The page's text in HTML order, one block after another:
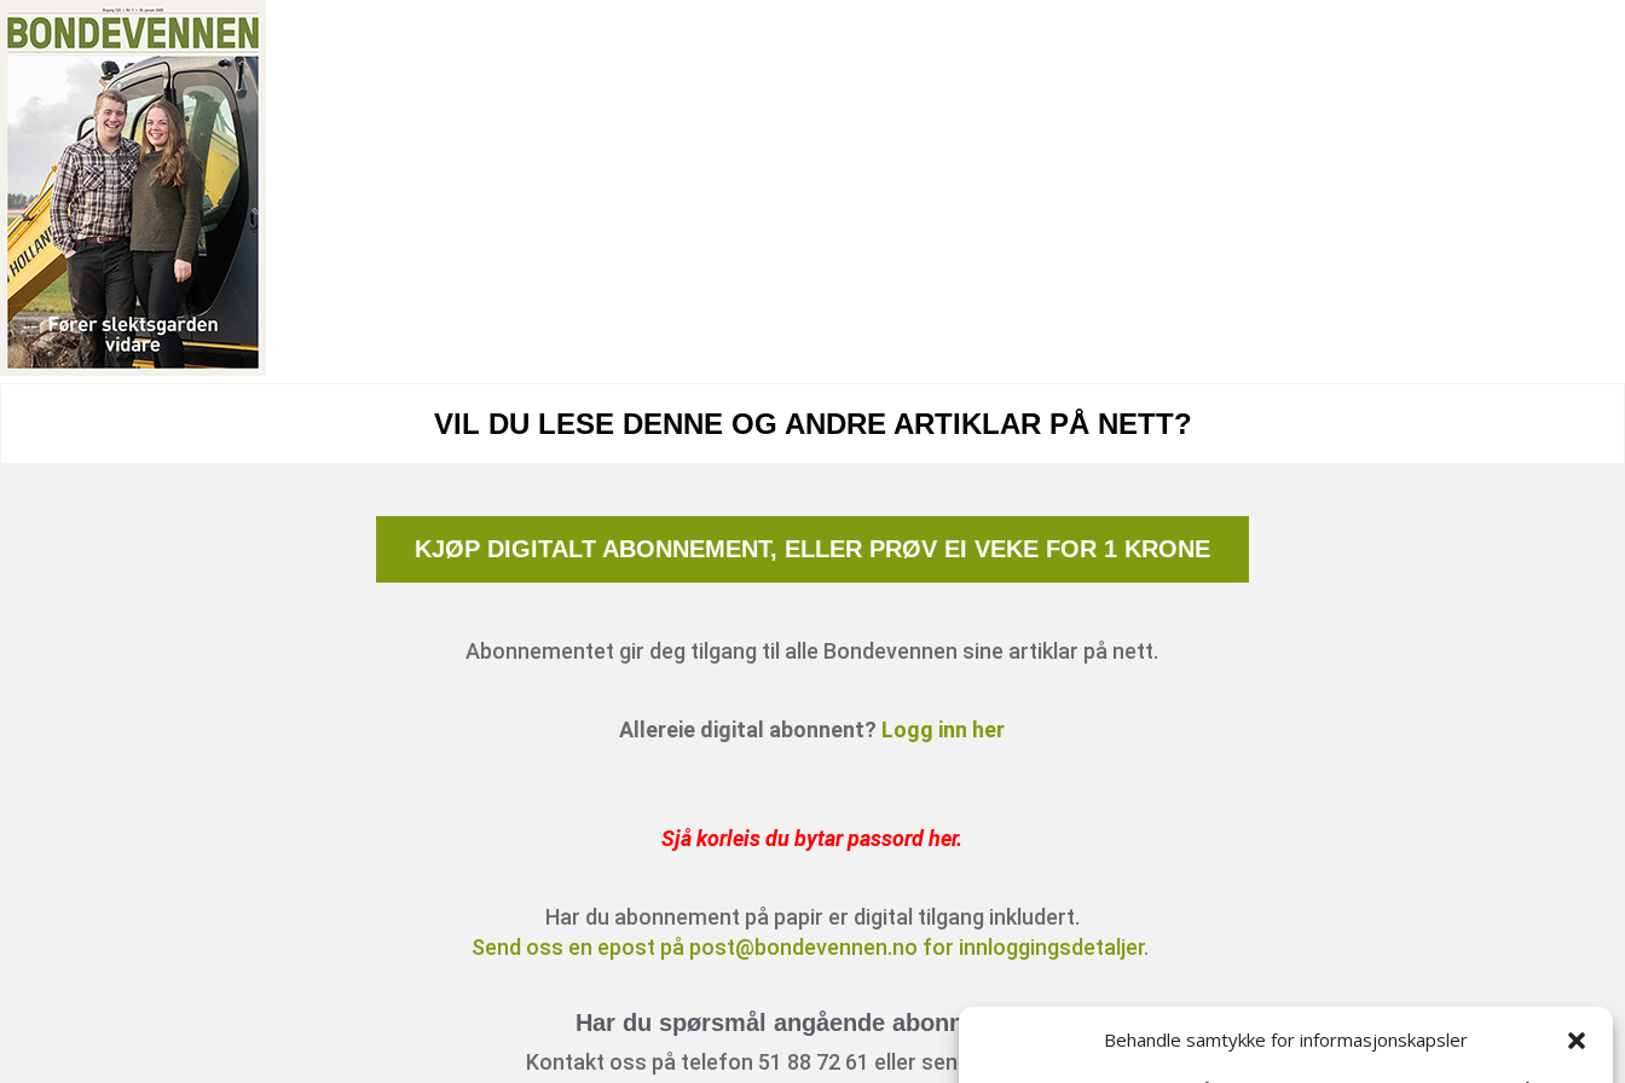
Behandle samtykke for informasjonskapsler
VIL DU LESE DENNE OG ANDRE ARTIKLAR PÅ NETT?
KJØP DIGITALT ABONNEMENT, ELLER PRØV EI VEKE FOR 1 KRONE
Abonnementet gir deg tilgang til alle Bondevennen sine artiklar på nett.
Allereie digital abonnent? Logg inn her
Sjå korleis du bytar passord her.
Har du abonnement på papir er digital tilgang inkludert.
Send oss en epost på post@bondevennen.no for innloggingsdetaljer.
Har du spørsmål angående abonnement?
Kontakt oss på telefon 51 88 72 61 eller send ein e-post til